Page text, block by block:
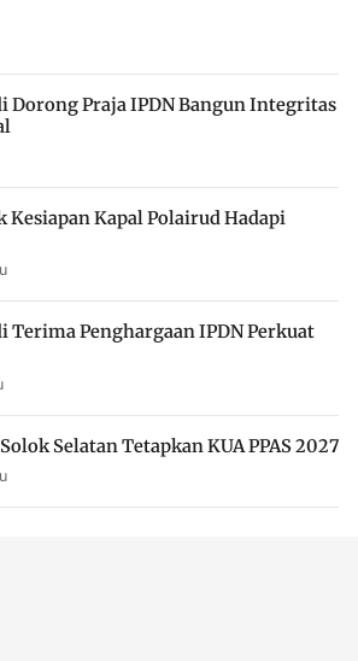
Dorong Praja IPDN Bangun Integritas
Kesiapan Kapal Polairud Hadapi
Terima Penghargaan IPDN Perkuat
Selatan Tetapkan KUA PPAS 2027